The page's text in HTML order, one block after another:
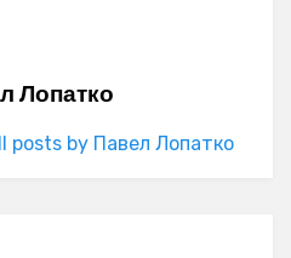
Лопатко
posts by Павел Лопатко